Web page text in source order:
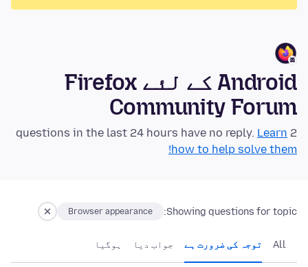
Android کے لئے Firefox
Community Forum
2 questions in the last 24 hours have no reply.
Learn
how to help solve them!
Showing questions for topic:
Browser appearance
All توجہ کی ضرورت ہے جواب دیا ہوگيا